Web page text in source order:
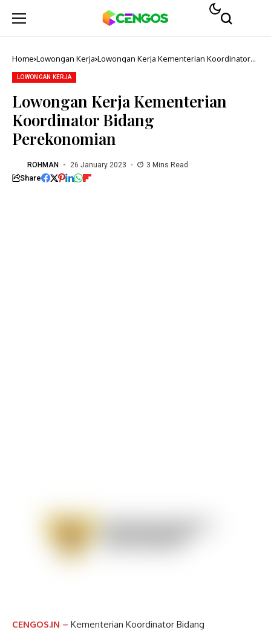
Home Lowongan Kerja Lowongan Kerja Kementerian Koordinator
LOWONGAN KERJA
Lowongan Kerja Kementerian
Koordinator Bidang
Perekonomian
ROHMAN 26 January 2023 3 Mins Read
Share
CENGOS.IN – Kementerian Koordinator Bidang